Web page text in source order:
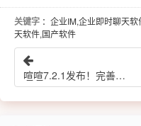
关键字 ：企业IM,企业即时聊天
天软件,国产软件
喧喧7.2.1发布！完善会议应用功能，修复已知问题